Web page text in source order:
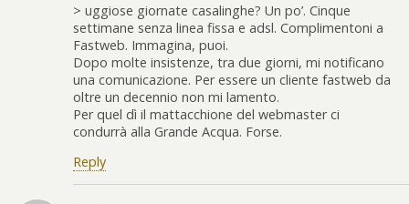
> uggiose giornate casalinghe? Un po’. Cinque
settimane senza linea fissa e adsl. Complimentoni a
Fastweb. Immagina, puoi.
Dopo molte insistenze, tra due giorni, mi notificano
una comunicazione. Per essere un cliente fastweb da
oltre un decennio non mi lamento.
Per quel dì il mattacchione del webmaster ci
condurrà alla Grande Acqua. Forse.
Reply